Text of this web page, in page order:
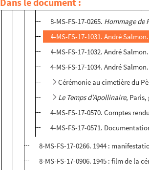
8-MS-FS-17-0264.
8-MS-FS-17-0265. Hommage de
4-MS-FS-17-1031. André
4-MS-FS-17-1032. André
4-MS-FS-17-1034. André
Cérémonie au cimetière du
Le Temps d'Apollinaire, Paris,
4-MS-FS-17-0570. Comptes
4-MS-FS-17-0571.
8-MS-FS-17-0266. 1944 :
8-MS-FS-17-0906. 1945 : film de la